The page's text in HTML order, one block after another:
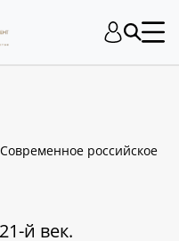
российское
й век.